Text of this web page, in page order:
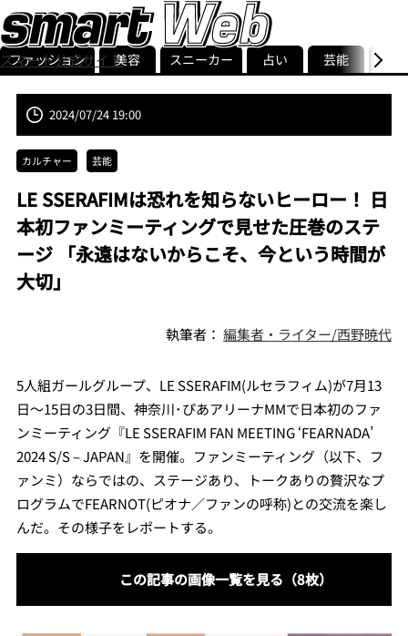
スマート公式サイト
smart最新号
記事一覧ランキング
ストリ
ファッション 美容 スニーカー 占い 芸能 グル
2024/07/24 19:00
カルチャー 芸能
LE SSERAFIMは恐れを知らないヒーロー！ 日
本初ファンミーティングで見せた圧巻のステ
ージ 「永遠はないからこそ、今という時間が
大切」
執筆者：編集者・ライター/西野暁代
5人組ガールグループ、LE SSERAFIM(ルセラフィム)が7月13
日～15日の3日間、神奈川･ぴあアリーナMMで日本初のファ
ンミーティング『LE SSERAFIM FAN MEETING ‘FEARNADA’
2024 S/S – JAPAN』を開催。ファンミーティング（以下、フ
ァンミ）ならではの、ステージあり、トークありの贅沢なプ
ログラムでFEARNOT(ピオナ／ファンの呼称)との交流を楽し
んだ。その様子をレポートする。
この記事の画像一覧を見る（8枚）